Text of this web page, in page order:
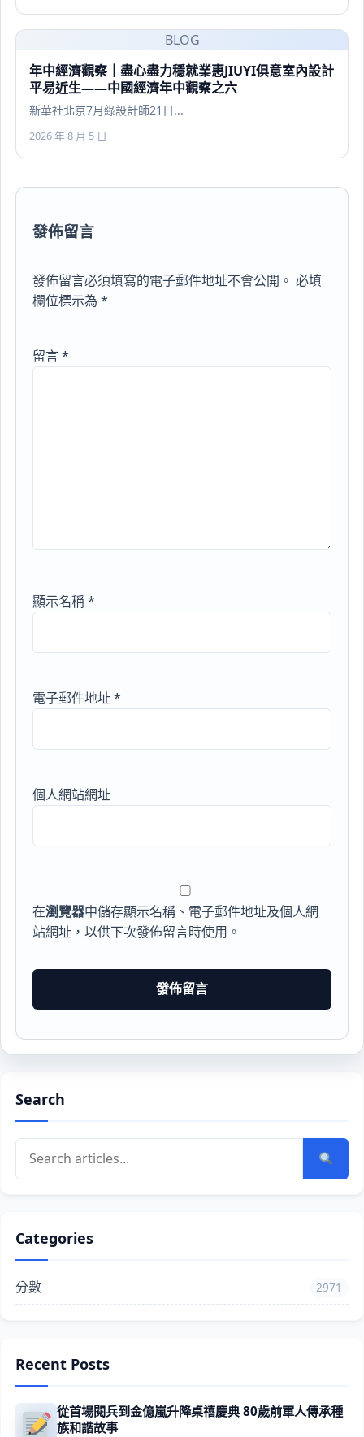
BLOG
年中經濟觀察｜盡心盡力穩就業惠JIUYI俱意室內設計
平易近生——中國經濟年中觀察之六
新華社北京7月綠設計師21日...
2026 年 8 月 5 日
發佈留言
發佈留言必須填寫的電子郵件地址不會公開。 必填
欄位標示為*
留言*
顯示名稱*
電子郵件地址*
個人網站網址
在瀏覽器中儲存顯示名稱、電子郵件地址及個人網
站網址，以供下次發佈留言時使用。
Search
Categories
分數 2971
Recent Posts
從首場閱兵到金億嵐升降桌禧慶典 80歲前軍人傳承種
族和諧故事